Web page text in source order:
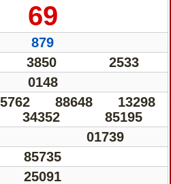
69
879
3850 2533
0148
88648
13298
34352 85195
01739
85735
25091